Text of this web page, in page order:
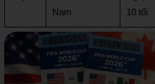
Nam
10 tối